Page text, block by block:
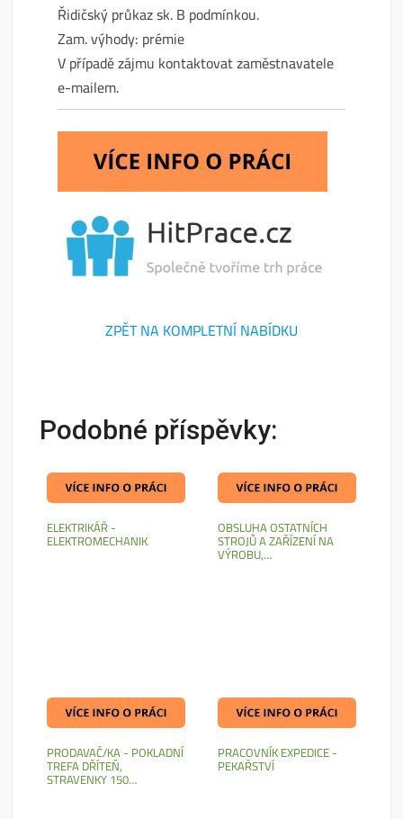
Řidičský průkaz sk. B podmínkou.
Zam. výhody: prémie
V případě zájmu kontaktovat zaměstnavatele
e-mailem.
ZPĚT NA KOMPLETNÍ NABÍDKU
Podobné příspěvky:
ELEKTRIKÁŘ -
ELEKTROMECHANIK
OBSLUHA OSTATNÍCH
STROJŮ A ZAŘÍZENÍ NA
VÝROBU,…
PRODAVAČ/KA - POKLADNÍ
TREFA DŘÍTEŇ,
STRAVENKY 150…
PRACOVNÍK EXPEDICE -
PEKAŘSTVÍ